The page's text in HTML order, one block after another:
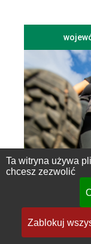
Ta witryna używa
chcesz zezwolić
Zablokuj